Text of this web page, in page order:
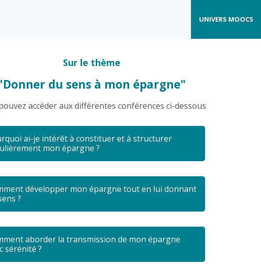
?
situation familiale ?
UNIVERS MOOCS
Sur le thème
du sens à mon épargne"
accéder aux différentes conférences ci-dessous
ai-je intérêt à constituer et à structurer
mon épargne ?
développer mon épargne tout en lui donnant
?
aborder la transmission de mon épargne
sérénité ?